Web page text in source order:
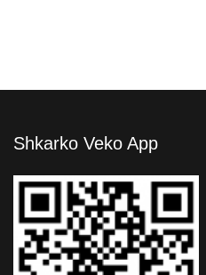
Shkarko Veko App